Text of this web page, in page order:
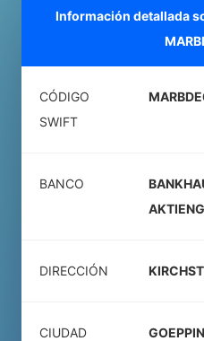
Información detallada
CÓDIGO
SWIFT
BANCO
DIRECCIÓN
CIUDAD